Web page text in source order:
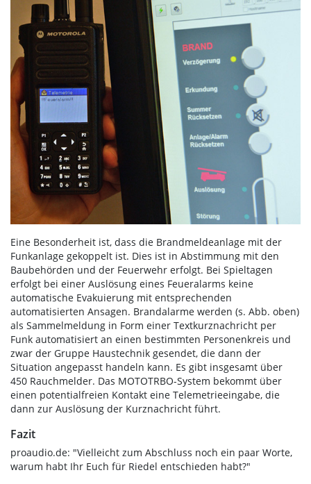
Eine Besonderheit ist, dass die Brandmeldeanlage mit der
Funkanlage gekoppelt ist. Dies ist in Abstimmung mit den
Baubehörden und der Feuerwehr erfolgt. Bei Spieltagen
erfolgt bei einer Auslösung eines Feueralarms keine
automatische Evakuierung mit entsprechenden
automatisierten Ansagen. Brandalarme werden (s. Abb. oben)
als Sammelmeldung in Form einer Textkurznachricht per
Funk automatisiert an einen bestimmten Personenkreis und
zwar der Gruppe Haustechnik gesendet, die dann der
Situation angepasst handeln kann. Es gibt insgesamt über
450 Rauchmelder. Das MOTOTRBO-System bekommt über
einen potentialfreien Kontakt eine Telemetrieeingabe, die
dann zur Auslösung der Kurznachricht führt.
Fazit
proaudio.de: "Vielleicht zum Abschluss noch ein paar Worte,
warum habt Ihr Euch für Riedel entschieden habt?"